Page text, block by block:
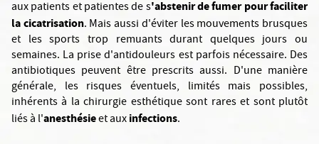
aux patients et patientes de s'abstenir de fumer pour faciliter
la cicatrisation. Mais aussi d'éviter les mouvements brusques
et les sports trop remuants durant quelques jours ou
semaines. La prise d'antidouleurs est parfois nécessaire. Des
antibiotiques peuvent être prescrits aussi. D'une manière
générale, les risques éventuels, limités mais possibles,
inhérents à la chirurgie esthétique sont rares et sont plutôt
liés à l'anesthésieet auxinfections.